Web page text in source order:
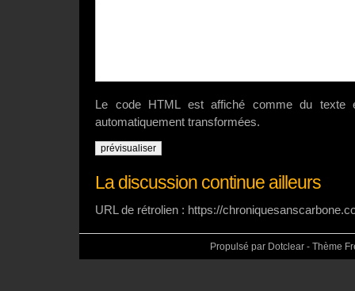
Le code HTML est affiché comme du texte
automatiquement transformées.
La discussion continue ailleurs
URL de rétrolien : https://
Propulsé par Dotclear - Thème